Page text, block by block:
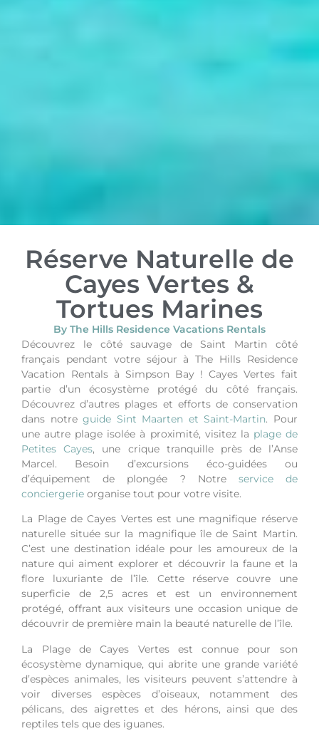
Réserve Naturelle de
Cayes Vertes &
Tortues Marines
By The Hills Residence Vacations Rentals
Découvrez le côté sauvage de Saint Martin côté
français pendant votre séjour à The Hills Residence
Vacation Rentals à Simpson Bay !Cayes Vertes fait
partie d’un écosystème protégé du côté français.
Découvrez d’autres plages et efforts de conservation
dans notreguide Sint Maarten et Saint-Martin. Pour
une autre plage isolée à proximité, visitez la plage de
Petites Cayes, une crique tranquille près de l’Anse
Marcel.
Besoin d’excursions éco-guidées ou
d’équipement de plongée ? Notre service de
conciergerie organise tout pour votre visite.
La Plage de Cayes Vertes est une magnifique réserve
naturelle située sur la magnifique île de Saint Martin.
C’est une destination idéale pour les amoureux de la
nature qui aiment explorer et découvrir la faune et la
flore luxuriante de l’île. Cette réserve couvre une
superficie de 2,5 acres et est un environnement
protégé, offrant aux visiteurs une occasion unique de
découvrir de première main la beauté naturelle de l’île.
La Plage de Cayes Vertes est connue pour son
écosystème dynamique, qui abrite une grande variété
d’espèces animales, les visiteurs peuvent s’attendre à
voir diverses espèces d’oiseaux, notamment des
pélicans, des aigrettes et des hérons, ainsi que des
reptiles tels que des iguanes.